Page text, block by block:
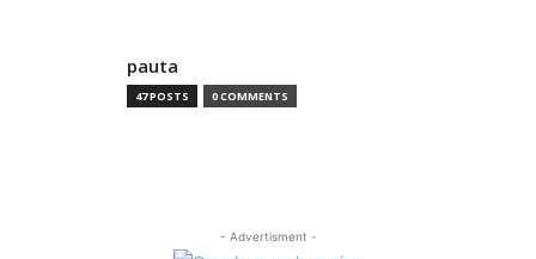
pauta
47 POSTS 0 COMMENTS
- Advertisment -